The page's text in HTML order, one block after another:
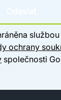
ochrany
společnosti